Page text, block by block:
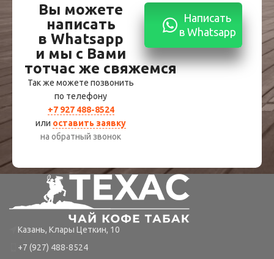
Вы можете
написать
в Whatsapp
и мы с Вами
тотчас же свяжемся
Так же можете позвонить
по телефону
+7 927 488-8524
или оставить заявку
на обратный звонок
Написать
в Whatsapp
Казань, Клары Цеткин, 10
+7 (927) 488-8524